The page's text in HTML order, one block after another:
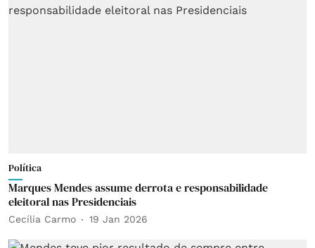
Política
Marques Mendes assume derrota e responsabilidade
eleitoral nas Presidenciais
Cecília Carmo 19 Jan 2026